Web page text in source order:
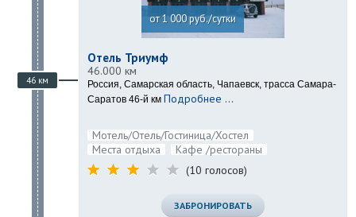
46 км
от 1 000 руб./сутки
Отель Триумф
46.000 км
Россия, Самарская область, Чапаевск, трасса Самара-
Саратов 46-й км Подробнее ...
Мотель/Отель/Гостиница/Хостел
Места отдыха
Кафе /рестораны
(10 голосов)
ЗАБРОНИРОВАТЬ